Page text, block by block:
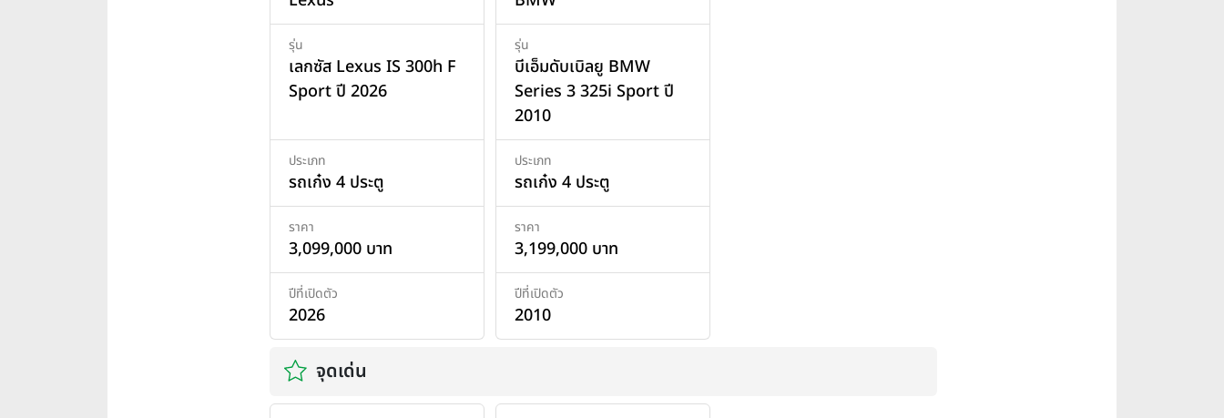
รุ่น
เลกซัส Lexus IS 300h F
Sport ปี 2026
ประเภท
รถเก๋ง 4 ประตู
ราคา
3,099,000 บาท
ปีที่เปิดตัว
2026
รุ่น
บีเอ็มดับเบิลยู BMW
Series 3 325i Sport ปี
2010
ประเภท
รถเก๋ง 4 ประตู
ราคา
3,199,000 บาท
ปีที่เปิดตัว
2010
จุดเด่น